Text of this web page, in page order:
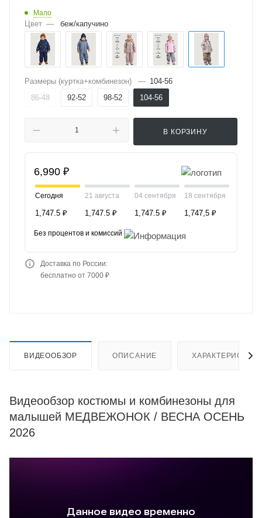
Мало
Цвет — беж/капучино
Размеры (куртка+комбинезон) — 104-56
86-48
92-52 98-52 104-56
В КОРЗИНУ
6,990 ₽
Сегодня
1,747.5 ₽
21 августа
1,747.5 ₽
04 сентября
1,747.5 ₽
18 сентября
1,747,5 ₽
Без процентов и комиссий
Доставка по России:
бесплатно от 7000 ₽
ВИДЕООБЗОР ОПИСАНИЕ
Видеообзор костюмы и комбинезоны для
малышей МЕДВЕЖОНОК / ВЕСНА ОСЕНЬ
2026